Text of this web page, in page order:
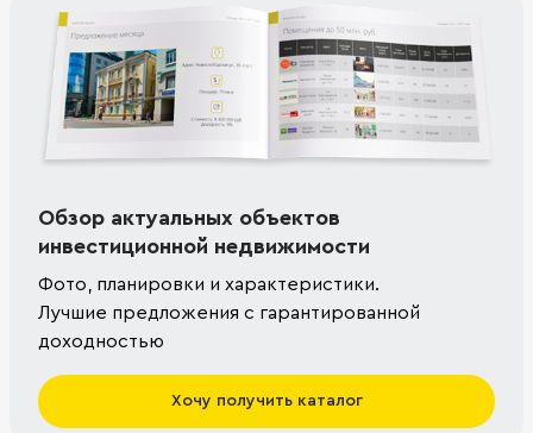
Обзор актуальных объектов
инвестиционной недвижимости
Фото, планировки и характеристики.
Лучшие предложения с гарантированной
доходностью
Хочу получить каталог